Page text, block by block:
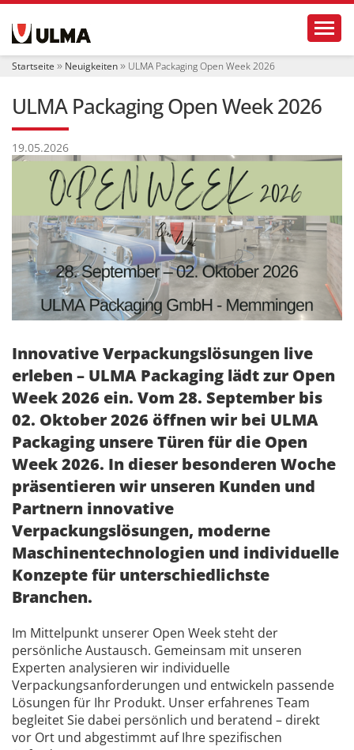
t
Startseite Neuigkeiten ULMA Packaging Open Week 2026
ULMA Packaging Open Week 2026
19.05.2026
Innovative Verpackungslösungen live
erleben – ULMA Packaging lädt zur Open
Week 2026 ein. Vom 28. September bis
02. Oktober 2026 öffnen wir bei ULMA
Packaging unsere Türen für die Open
Week 2026. In dieser besonderen Woche
präsentieren wir unseren Kunden und
Partnern innovative
Verpackungslösungen, moderne
Maschinentechnologien und individuelle
Konzepte für unterschiedlichste
Branchen.
Im Mittelpunkt unserer Open Week steht der
persönliche Austausch. Gemeinsam mit unseren
Experten analysieren wir individuelle
Verpackungsanforderungen und entwickeln passende
Lösungen für Ihr Produkt. Unser erfahrenes Team
begleitet Sie dabei persönlich und beratend – direkt
vor Ort und abgestimmt auf Ihre spezifischen